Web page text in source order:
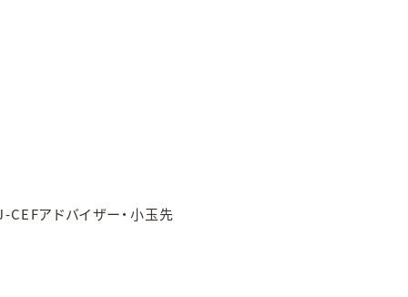
アドバイザー・小玉先